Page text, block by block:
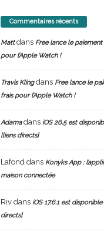
Commentaires récents
Mattdans Free lance le paiement
pour l’Apple Watch !
Travis Klingdans Free lance le
frais pour l’Apple Watch !
Adamadans iOS 26.5 est
[liens directs]
Lafond dans Konyks App :
maison connectée
Rivdans iOS 17.6.1 est
directs]